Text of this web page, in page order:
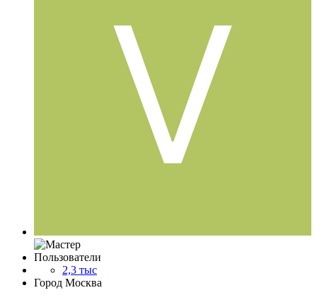
Пользователи
2,3 тыс
Город Москва